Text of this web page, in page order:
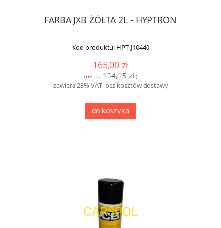
FARBA JXB ŻÓŁTA 2L - HYPTRON
Kod produktu: HPT-J10440
165,00 zł
(netto: 134,15 zł)
zawiera 23% VAT, bez kosztów dostawy
do koszyka